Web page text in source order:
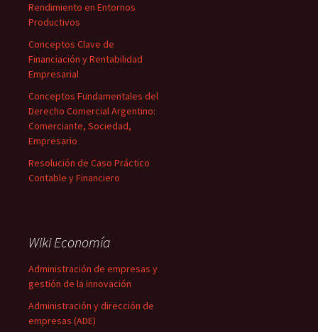
Rendimiento en Entornos
Productivos
Conceptos Clave de
Financiación y Rentabilidad
Empresarial
Conceptos Fundamentales del
Derecho Comercial Argentino:
Comerciante, Sociedad,
Empresario
Resolución de Caso Práctico
Contable y Financiero
Wiki Economía
Administración de empresas y
gestión de la innovación
Administración y dirección de
empresas (ADE)